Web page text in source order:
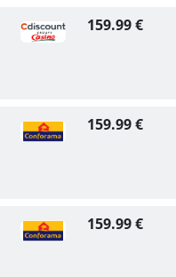
159.99 €
159.99 €
159.99 €